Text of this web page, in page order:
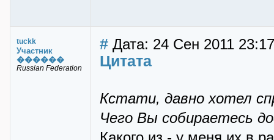
tuckk
Участник
������
Russian Federation
# Дата: 24 Сен 2011 23:17
Цитата
Кстати, давно хотел
Чего Вы собираетесь